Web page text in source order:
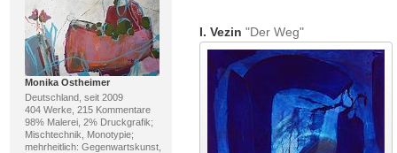
Monika Ostheimer
Deutschland, seit 2009
404 Werke, 215 Kommentare
98% Malerei, 2% Druckgrafik;
Mischtechnik, Monotypie;
mehrheitlich: Gegenwartskunst,
I. Vezin "Der Weg"